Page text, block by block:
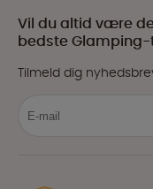
Vil du altid være
bedste
Tilmeld dig